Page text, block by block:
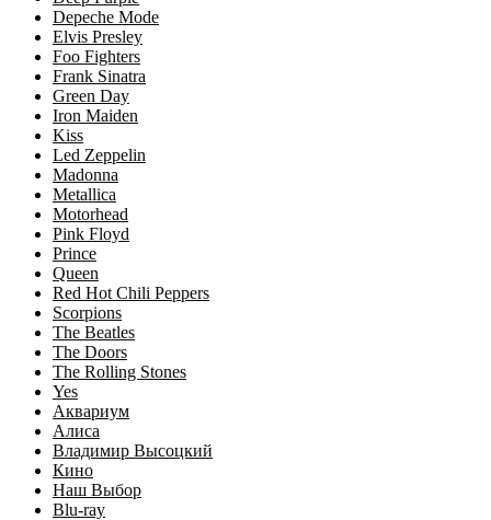
Depeche Mode
Elvis Presley
Foo Fighters
Frank Sinatra
Green Day
Iron Maiden
Kiss
Led Zeppelin
Madonna
Metallica
Motorhead
Pink Floyd
Prince
Queen
Red Hot Chili Peppers
Scorpions
The Beatles
The Doors
The Rolling Stones
Yes
Аквариум
Алиса
Владимир Высоцкий
Кино
Наш Выбор
Blu-ray